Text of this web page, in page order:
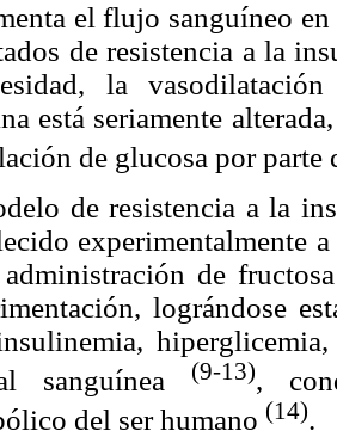
el flujo sanguíneo
de resistencia a la
la
está seriamente
de glucosa por
de resistencia a la
experimentalmente
de
lográndose
sanguínea
(9-13),
del ser humano (14).